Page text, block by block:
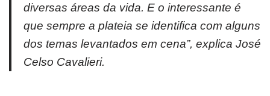
diversas áreas da vida. E o interessante é
que sempre a plateia se identifica com alguns
dos temas levantados em cena”, explica José
Celso Cavalieri.